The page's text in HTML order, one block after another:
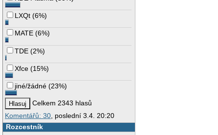
LXQt (6%)
MATE (6%)
TDE (2%)
Xfce (15%)
jiné/žádné (23%)
Celkem 2343 hlasů
Komentářů: 30 , poslední 3.4. 20:20
Rozcestník